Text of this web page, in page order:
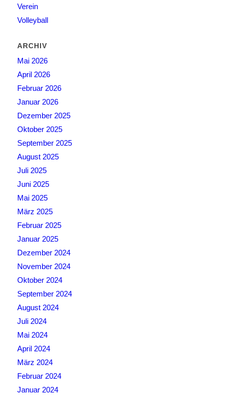
Verein
Volleyball
ARCHIV
Mai 2026
April 2026
Februar 2026
Januar 2026
Dezember 2025
Oktober 2025
September 2025
August 2025
Juli 2025
Juni 2025
Mai 2025
März 2025
Februar 2025
Januar 2025
Dezember 2024
November 2024
Oktober 2024
September 2024
August 2024
Juli 2024
Mai 2024
April 2024
März 2024
Februar 2024
Januar 2024